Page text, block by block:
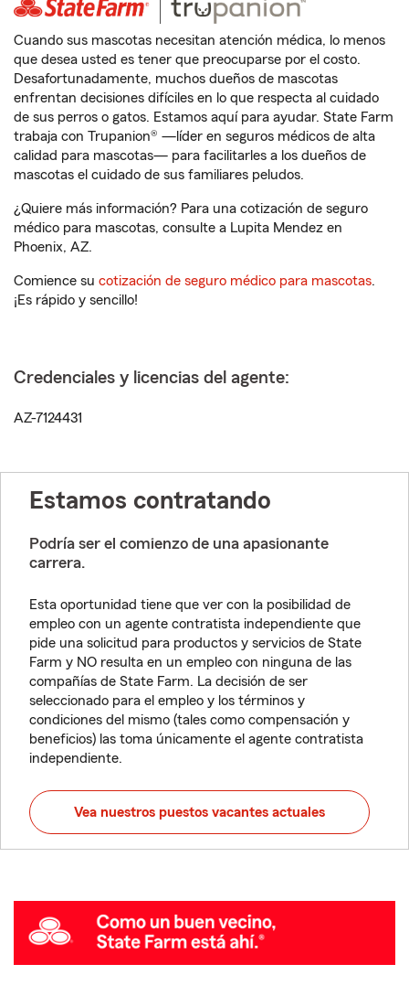
Cuando sus mascotas necesitan atención médica, lo menos
que desea usted es tener que preocuparse por el costo.
Desafortunadamente, muchos dueños de mascotas
enfrentan decisiones difíciles en lo que respecta al cuidado
de sus perros o gatos. Estamos aquí para ayudar. State Farm
trabaja con Trupanion® —líder en seguros médicos de alta
calidad para mascotas— para facilitarles a los dueños de
mascotas el cuidado de sus familiares peludos.
¿Quiere más información? Para una cotización de seguro
médico para mascotas, consulte a Lupita Mendez en
Phoenix, AZ.
Comience su cotización de seguro médico para mascotas.
¡Es rápido y sencillo!
Credenciales y licencias del agente:
AZ-7124431
Estamos contratando
Podría ser el comienzo de una apasionante
carrera.
Esta oportunidad tiene que ver con la posibilidad de
empleo con un agente contratista independiente que
pide una solicitud para productos y servicios de State
Farm y NO resulta en un empleo con ninguna de las
compañías de State Farm. La decisión de ser
seleccionado para el empleo y los términos y
condiciones del mismo (tales como compensación y
beneficios) las toma únicamente el agente contratista
independiente.
Vea nuestros puestos vacantes actuales